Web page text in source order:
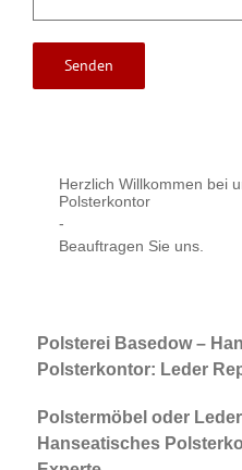
Herzlich Willkommen bei
Polsterkontor
-
Beauftragen Sie uns.
Polsterei Basedow –
Polsterkontor: Leder
Polstermöbel oder
Hanseatisches